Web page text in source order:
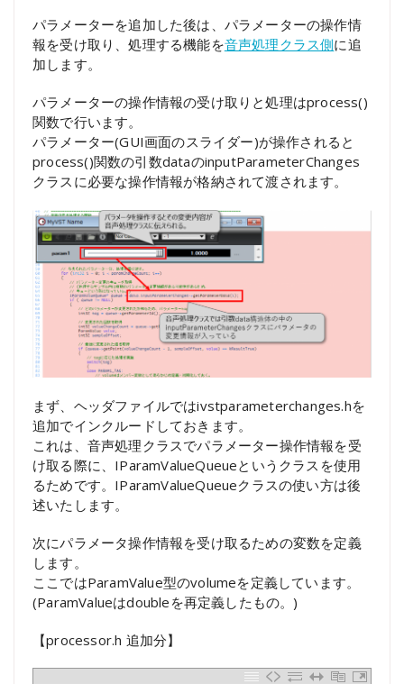
パラメーターを追加した後は、パラメーターの操作情
報を受け取り、処理する機能を音声処理クラス側に追
加します。
パラメーターの操作情報の受け取りと処理はprocess()
関数で行います。
パラメーター(GUI画面のスライダー)が操作されると
process()関数の引数dataのinputParameterChanges
クラスに必要な操作情報が格納されて渡されます。
まず、ヘッダファイルではivstparameterchanges.hを
追加でインクルードしておきます。
これは、音声処理クラスでパラメーター操作情報を受
け取る際に、IParamValueQueueというクラスを使用
るためです。IParamValueQueueクラスの使い方は後
述いたします。
次にパラメータ操作情報を受け取るための変数を定義
します。
ここではParamValue型のvolumeを定義しています。
(ParamValueはdoubleを再定義したもの。)
【processor.h 追加分】